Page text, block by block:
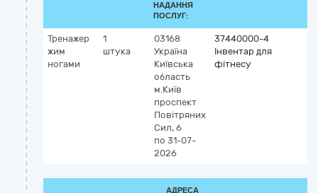
НАДАННЯ
ПОСЛУГ:
Тренажер
жим
ногами
1
штука
03168
Україна
Київська
область
м.Київ
проспект
Повітряних
Сил, 6
по 31-07-
2026
37440000-4
Інвентар для
фітнесу
АДРЕСА